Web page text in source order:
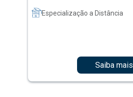
Especialização a Distância
Saiba mais